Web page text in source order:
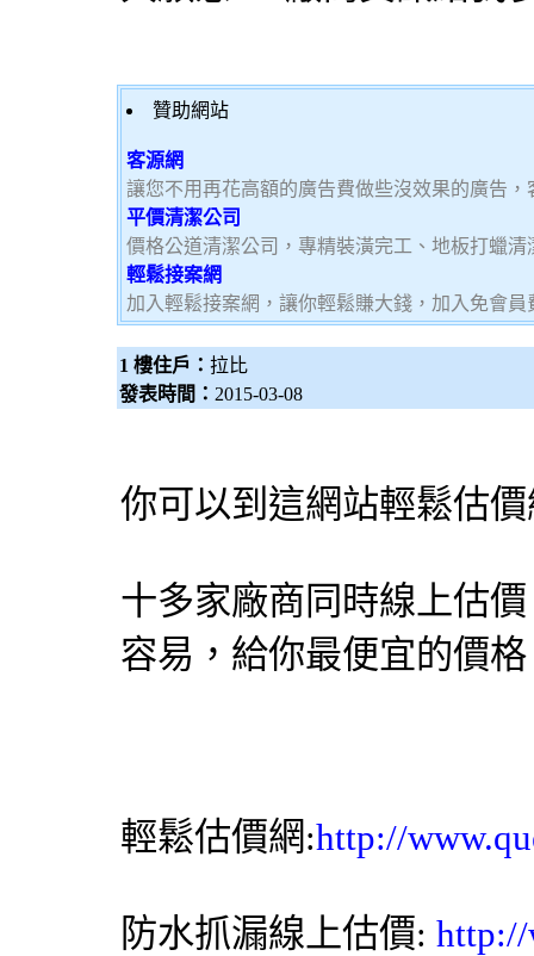
贊助網站
客源網
讓您不用再花高額的廣告費做些沒效果的廣告
平價清潔公司
價格公道清潔公司，專精裝潢完工、地板打蠟
輕鬆接案網
加入輕鬆接案網，讓你輕鬆賺大錢，加入免會
1 樓住戶： 拉比
發表時間： 2015-03-08
你可以到這網站輕鬆估
十多家廠商同時線上估
容易，給你最便宜的價
輕鬆估價網:http://
防水抓漏線上估價: http://